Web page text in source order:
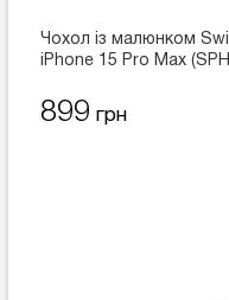
Чохол із малюнком
iPhone 15 Pro Max
899 грн